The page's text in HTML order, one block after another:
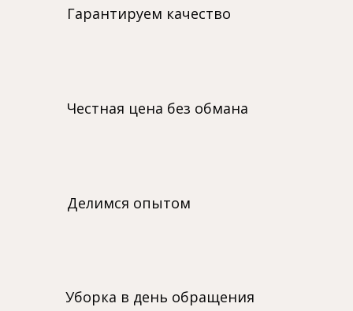
Гарантируем качество
Честная цена без обмана
Делимся опытом
Уборка в день обращения